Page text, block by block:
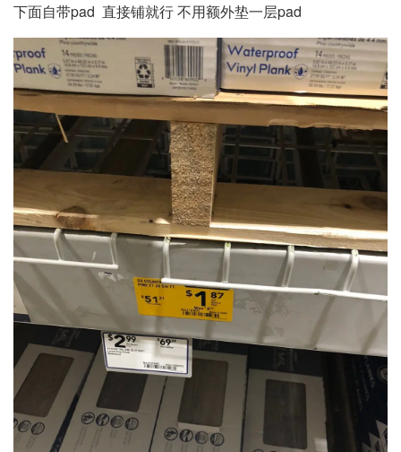
下面自带pad 直接铺就行 不用额外垫一层pad